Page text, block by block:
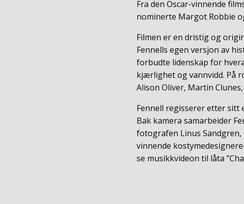
Fra den Oscar-vinnende
nominerte Margot Robbie
Filmen er en dristig og
Fennells egen versjon av
forbudte lidenskap for
kjærlighet og vannvidd. På
Alison Oliver, Martin
Fennell regisserer etter sitt
Bak kamera samarbeider
fotografen Linus Sandgren,
vinnende
se musikkvideon til låta